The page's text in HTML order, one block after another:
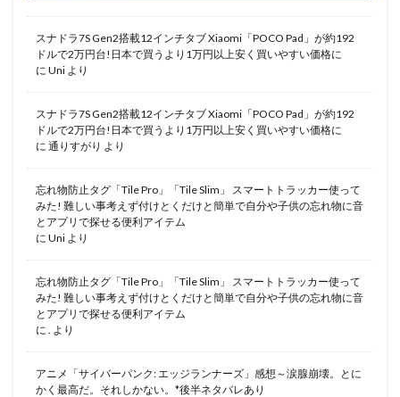
スナドラ7S Gen2搭載12インチタブ Xiaomi「POCO Pad」が約192
ドルで2万円台!日本で買うより1万円以上安く買いやすい価格に
に Uni より
スナドラ7S Gen2搭載12インチタブ Xiaomi「POCO Pad」が約192
ドルで2万円台!日本で買うより1万円以上安く買いやすい価格に
に 通りすがり より
忘れ物防止タグ「Tile Pro」「Tile Slim」 スマートトラッカー使って
みた! 難しい事考えず付けとくだけと簡単で自分や子供の忘れ物に音
とアプリで探せる便利アイテム
に Uni より
忘れ物防止タグ「Tile Pro」「Tile Slim」 スマートトラッカー使って
みた! 難しい事考えず付けとくだけと簡単で自分や子供の忘れ物に音
とアプリで探せる便利アイテム
に
より
アニメ「サイバーパンク: エッジランナーズ」感想～涙腺崩壊。とに
かく最高だ。それしかない。*後半ネタバレあり